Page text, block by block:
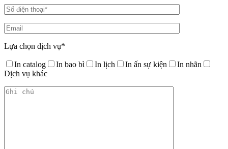
Lựa chọn dịch vụ*
In catalog In bao bì In lịch In ấn sự kiện
In nhãn
Dịch vụ khác